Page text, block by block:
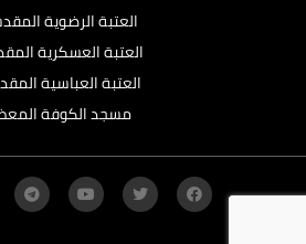
العتبة الرضوية
العتبة العسكرية
العتبة العباسية
مسجد الكوفة